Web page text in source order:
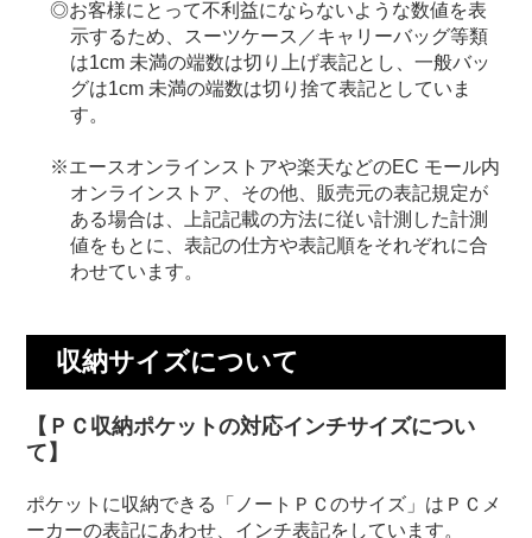
お客様にとって不利益にならないような数値を表
示するため、スーツケース／キャリーバッグ等類
は1cm 未満の端数は切り上げ表記とし、一般バッ
グは1cm 未満の端数は切り捨て表記としていま
す。
エースオンラインストアや楽天などのEC モール内
オンラインストア、その他、販売元の表記規定が
ある場合は、上記記載の方法に従い計測した計測
値をもとに、表記の仕方や表記順をそれぞれに合
わせています。
収納サイズについて
【ＰＣ収納ポケットの対応インチサイズについ
て】
ポケットに収納できる「ノートＰＣのサイズ」はＰＣメ
ーカーの表記にあわせ、インチ表記をしています。